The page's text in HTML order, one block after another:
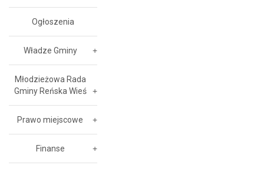
Ogłoszenia
Władze Gminy
Młodzieżowa Rada
Gminy Reńska Wieś
Prawo miejscowe
Finanse